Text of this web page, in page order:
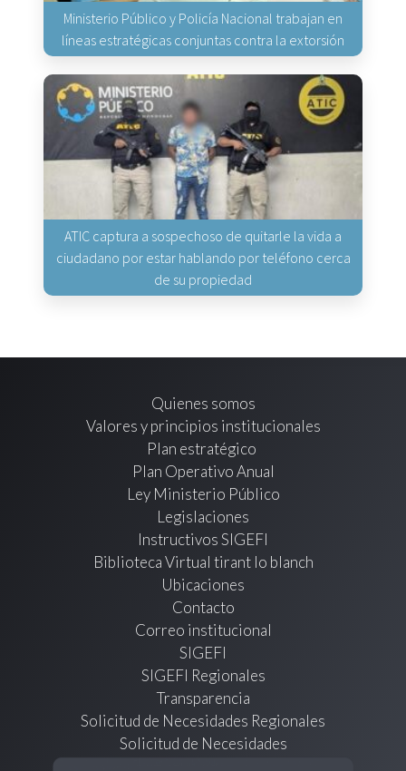
Ministerio Público y Policía Nacional trabajan en
líneas estratégicas conjuntas contra la extorsión
ATIC captura a sospechoso de quitarle la vida a
ciudadano por estar hablando por teléfono cerca
de su propiedad
Quienes somos
Valores y principios institucionales
Plan estratégico
Plan Operativo Anual
Ley Ministerio Público
Legislaciones
Instructivos SIGEFI
Biblioteca Virtual tirant lo blanch
Ubicaciones
Contacto
Correo institucional
SIGEFI
SIGEFI Regionales
Transparencia
Solicitud de Necesidades Regionales
Solicitud de Necesidades